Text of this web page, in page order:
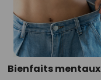
Bienfaits mentaux